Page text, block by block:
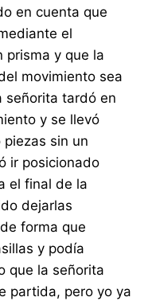
en cuenta que
el
prisma y que la
movimiento sea
señorita tardó en
y se llevó
sin un
ir posicionado
el final de la
dejarlas
forma que
y podía
que la señorita
partida, pero yo ya